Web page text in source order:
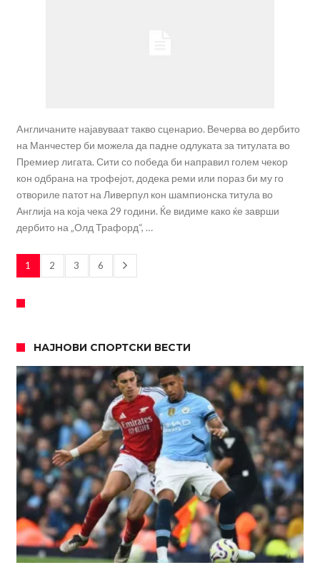
Aнгличаните најавуваат такво сценарио. Вечерва во дербито
на Манчестер би можела да падне одлуката за титулата во
Премиер лигата. Сити со победа би направил голем чекор
кон одбрана на трофејот, додека реми или пораз би му го
отвориле патот на Ливерпул кон шампионска титула во
Англија на која чека 29 години. Ќе видиме како ќе заврши
дербито на „Олд Трафорд“, …
1 2 3 6
НАЈНОВИ СПОРТСКИ ВЕСТИ